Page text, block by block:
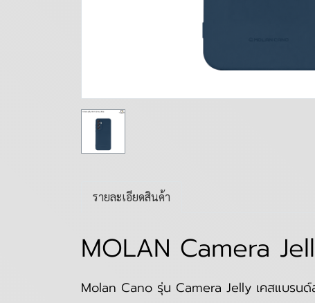
รายละเอียดสินค้า
MOLAN Camera
Molan Cano รุ่น Camera Jelly เคสแบรน